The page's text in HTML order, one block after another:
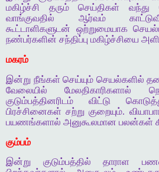
மகிழ்ச்சி தரும் செய்திகள்
வாங்குவதில் ஆர்வம்
கூட்டாளிகளுடன் ஒற்றுமையாக
நண்பர்களின் சந்திப்பு மகிழ்ச்சியை
மகரம்
இன்று நீங்கள் செய்யும் செயல்களில்
வேலையில் மேலதிகாரிகளால்
குடும்பத்தினரிடம் விட்டு
பிரச்சினைகள் சற்று குறையும்.
பயணங்களால் அனுகூலமான பலன்கள்
கும்பம்
இன்று குடும்பத்தில் தாராள